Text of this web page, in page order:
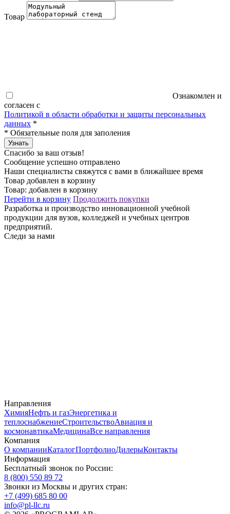
Товар
Ознакомлен и
согласен с
Политикой в области обработки и защиты персональных
данных *
* Обязательные поля для заполения
Узнать
Спасибо за ваш отзыв!
Сообщение успешно отправлено
Наши специалисты свяжутся с вами в ближайшее время
Товар добавлен в корзину
Товар: добавлен в корзину
Перейти в корзину Продолжить покупки
Разработка и производство инновационной учебной
продукции для вузов, колледжей и учебных центров
предприятий.
Следи за нами
Направления
ХимияНефть и газЭнергетика и
теплоснабжениеСтроительствоАвиация и
космонавтикаМедицинаВсе направления
Компания
О компанииКаталогПортфолиоДилерыКонтакты
Информация
Бесплатный звонок по России:
8 (800) 550 89 72
Звонки из Москвы и других стран:
+7 (499) 685 80 00
info@pl-llc.ru